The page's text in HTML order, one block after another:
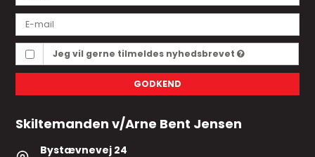
Jeg vil gerne tilmeldes nyhedsbrevet
GODKEND
Skiltemanden v/Arne Bent Jensen
Bystævnevej 24